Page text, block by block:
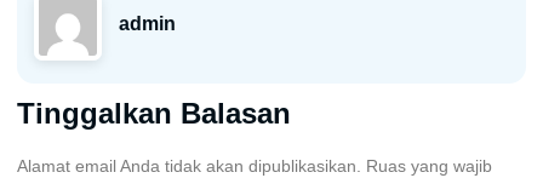
admin
Tinggalkan Balasan
Alamat email Anda tidak akan dipublikasikan.
Ruas yang wajib